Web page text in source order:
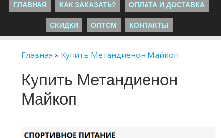
ГЛАВНАЯ КАК ЗАКАЗАТЬ? ОПЛАТА И ДОСТАВКА
СКИДКИ ОПТОМ КОНТАКТЫ
Главная » Купить Метандиенон Майкоп
Купить Метандиенон
Майкоп